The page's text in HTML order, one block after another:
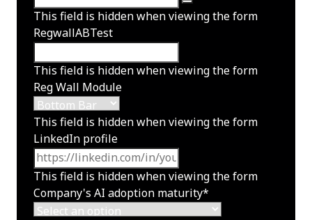
This field is hidden when viewing the form
RegwallABTest
This field is hidden when viewing the form
Reg Wall Module
This field is hidden when viewing the form
LinkedIn profile
This field is hidden when viewing the form
Company's AI adoption maturity*